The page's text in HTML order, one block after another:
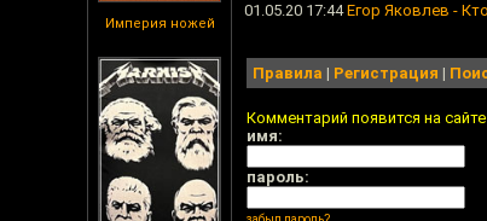
Империя ножей
01.05.20 17:44Егор Яковлев -
Правила | Регистрация |
Комментарий появится на
имя:
пароль: